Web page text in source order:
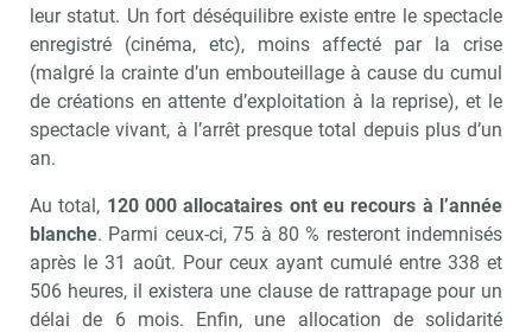
leur statut. Un fort déséquilibre existe entre le spectacle
enregistré (cinéma, etc), moins affecté par la crise
(malgré la crainte d’un embouteillage à cause du cumul
de créations en attente d’exploitation à la reprise), et le
spectacle vivant, à l’arrêt presque total depuis plus d’un
an.
Au total, 120 000 allocataires ont eu recours à l’année
blanche. Parmi ceux-ci, 75 à 80 % resteront indemnisés
après le 31 août. Pour ceux ayant cumulé entre 338 et
506 heures, il existera une clause de rattrapage pour un
délai de 6 mois. Enfin, une allocation de solidarité